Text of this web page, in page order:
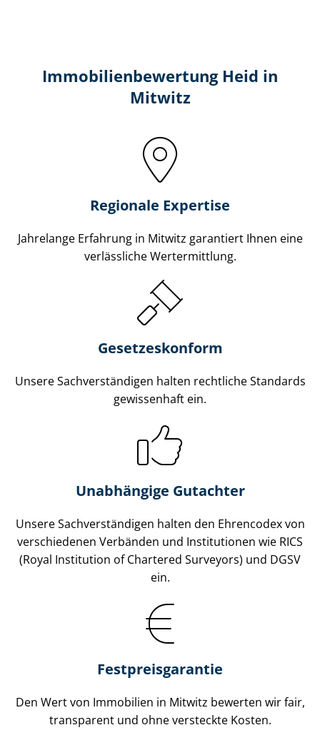
Immobilien­bewertung Heid in
Mitwitz
Regionale Expertise
Jahrelange Erfahrung in Mitwitz garantiert Ihnen eine
verlässliche Wertermittlung.
Gesetzes­konform
Unsere Sach­ver­stän­di­gen halten rechtliche Standards
gewissenhaft ein.
Unabhängige Gutachter
Unsere Sach­ver­stän­di­gen halten den Ehrencodex von
verschiedenen Verbänden und Institutionen wie RICS
(Royal Institution of Chartered Surveyors) und DGSV
ein.
Festpreis​garantie
Den Wert von Immobilien in Mitwitz bewerten wir fair,
transparent und ohne versteckte Kosten.